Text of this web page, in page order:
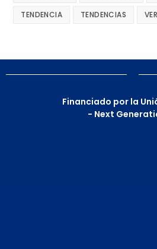
TENDENCIA TENDENCIAS
Financiado por la
- Next